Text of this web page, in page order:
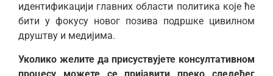
идентификацији главних области политика које ће
бити у фокусу новог позива подршке цивилном
друштву и медијима.
Уколико желите да присуствујете консултативном
процесу можете се пријавити преко следећег